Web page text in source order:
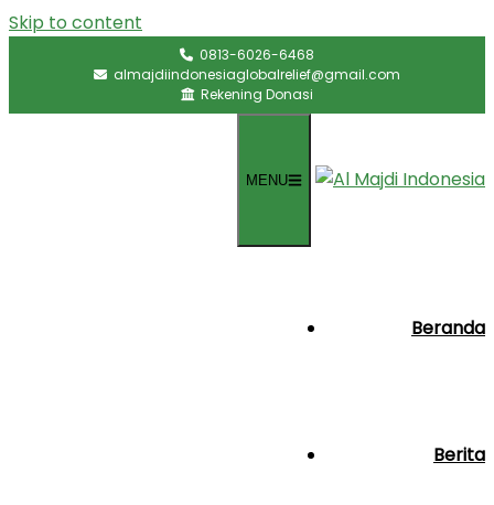
Skip to content
0813-6026-6468
almajdiindonesiaglobalrelief@gmail.com
Rekening Donasi
MENU
Beranda
Berita